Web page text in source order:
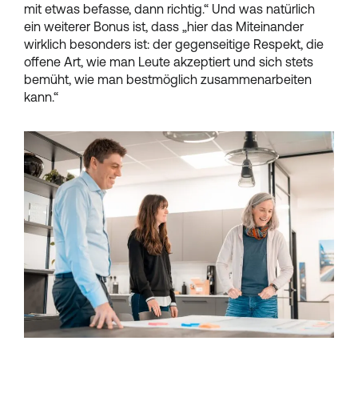
mit etwas befasse, dann richtig.“ Und was natürlich
ein weiterer Bonus ist, dass „hier das Miteinander
wirklich besonders ist: der gegenseitige Respekt, die
offene Art, wie man Leute akzeptiert und sich stets
bemüht, wie man bestmöglich zusammenarbeiten
kann.“